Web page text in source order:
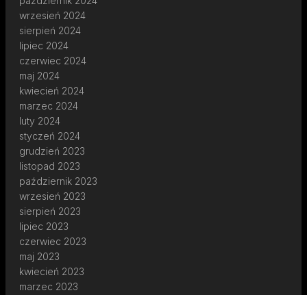
wrzesień 2024
sierpień 2024
lipiec 2024
czerwiec 2024
maj 2024
kwiecień 2024
marzec 2024
luty 2024
styczeń 2024
grudzień 2023
listopad 2023
październik 2023
wrzesień 2023
sierpień 2023
lipiec 2023
czerwiec 2023
maj 2023
kwiecień 2023
marzec 2023